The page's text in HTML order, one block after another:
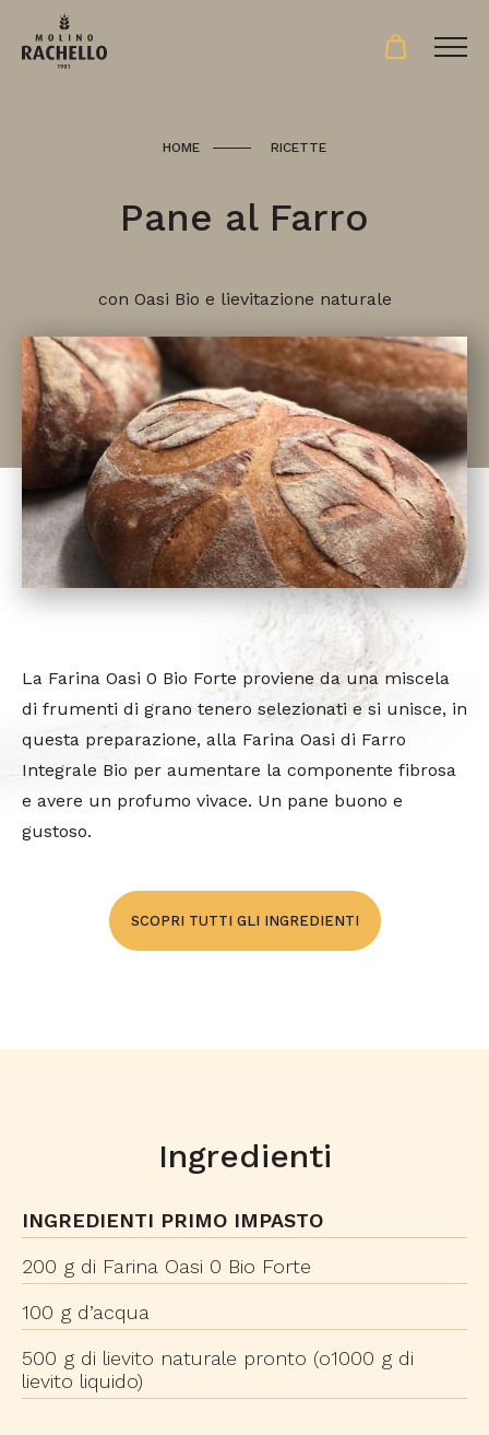
HOME RICETTE
Pane al Farro
con Oasi Bio e lievitazione naturale
La Farina Oasi 0 Bio Forte proviene da una miscela
di frumenti di grano tenero selezionati e si unisce, in
questa preparazione, alla Farina Oasi di Farro
Integrale Bio per aumentare la componente fibrosa
e avere un profumo vivace. Un pane buono e
gustoso.
SCOPRI TUTTI GLI INGREDIENTI
Ingredienti
INGREDIENTI PRIMO IMPASTO
200 g di Farina Oasi 0 Bio Forte
100 g d’acqua
500 g di lievito naturale pronto (o1000 g di
lievito liquido)